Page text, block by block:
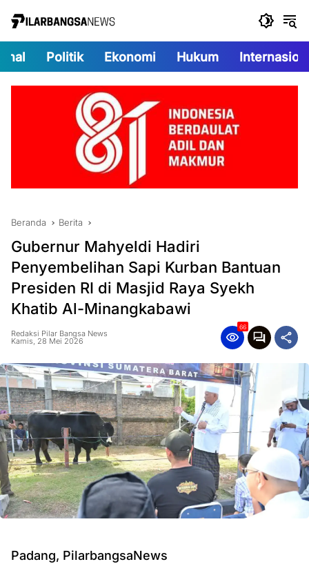
Politik Ekonomi Hukum
Beranda Berita
Gubernur Mahyeldi Hadiri
Penyembelihan Sapi Kurban Bantuan
Presiden RI di Masjid Raya Syekh
Khatib Al-Minangkabawi
Redaksi Pilar Bangsa News
Kamis, 28 Mei 2026
66
Padang, PilarbangsaNews